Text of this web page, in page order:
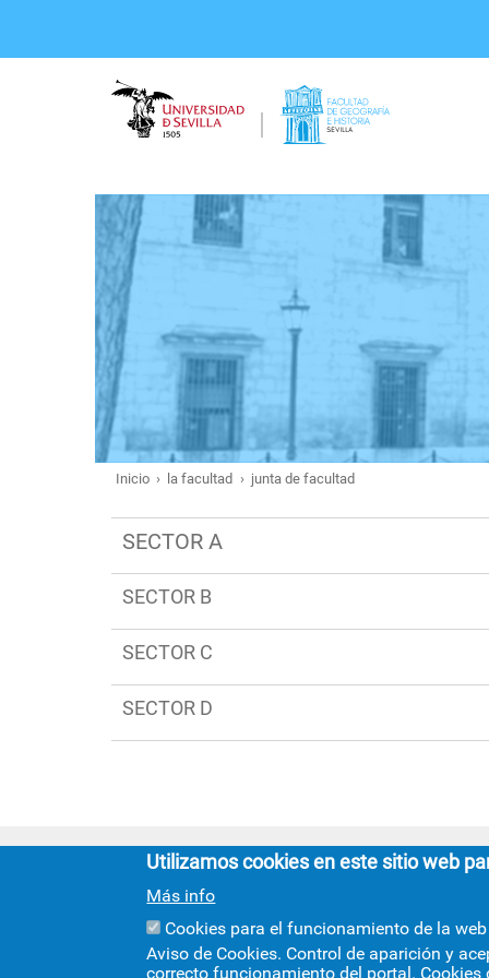
Ruta
de
navegación
Inicio la facultad junta de facultad
SECTOR A
SECTOR B
SECTOR C
SECTOR D
Utilizamos cookies en este sitio web
Más info
Cookies para el funcionamiento de la web
Aviso de Cookies. Control de aparición y
correcto funcionamiento del portal.